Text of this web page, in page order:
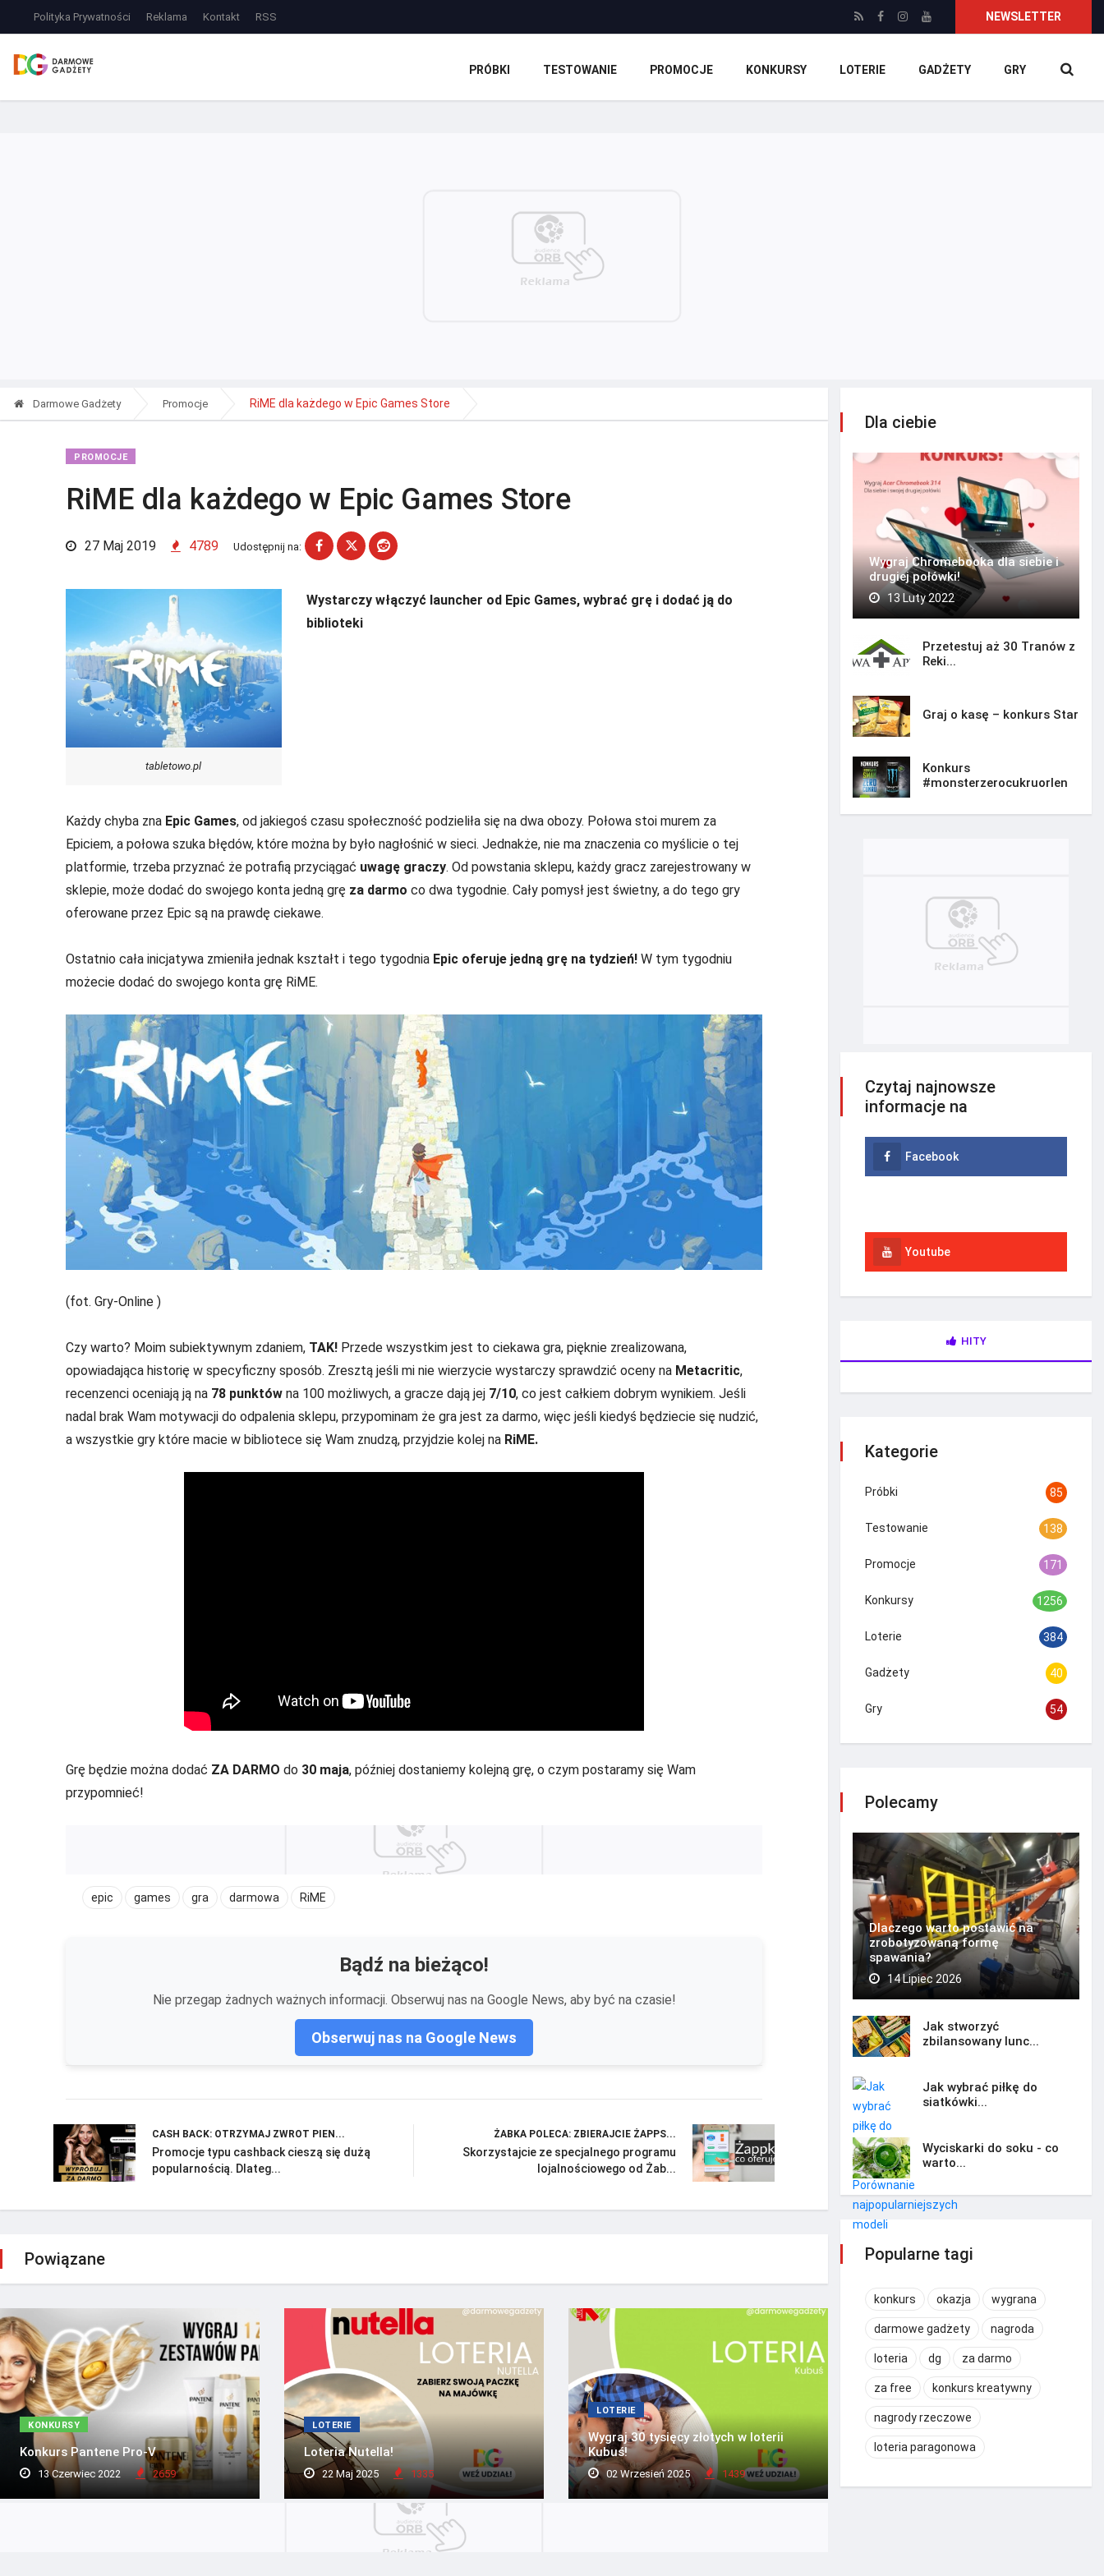
Polityka Prywatności Reklama Kontakt RSS NEWSLETTER
PRÓBKI TESTOWANIE PROMOCJE KONKURSY LOTERIE GADŻETY GRY
Darmowe Gadżety Promocje RiME dla każdego w Epic Games Store
PROMOCJE
RiME dla każdego w Epic Games Store
27 Maj 2019 4789 Udostępnij na:
tabletowo.pl
Wystarczy włączyć launcher od Epic Games, wybrać grę i dodać ją do
biblioteki
Każdy chyba zna Epic Games, od jakiegoś czasu społeczność podzieliła się na dwa obozy. Połowa stoi murem za
Epiciem, a połowa szuka błędów, które można by było nagłośnić w sieci. Jednakże, nie ma znaczenia co myślicie o tej
platformie, trzeba przyznać że potrafią przyciągać uwagę graczy. Od powstania sklepu, każdy gracz zarejestrowany w
sklepie, może dodać do swojego konta jedną grę za darmo co dwa tygodnie. Cały pomysł jest świetny, a do tego gry
oferowane przez Epic są na prawdę ciekawe.
Ostatnio cała inicjatywa zmieniła jednak kształt i tego tygodnia Epic oferuje jedną grę na tydzień! W tym tygodniu
możecie dodać do swojego konta grę RiME.
(fot. Gry-Online )
Czy warto? Moim subiektywnym zdaniem, TAK! Przede wszystkim jest to ciekawa gra, pięknie zrealizowana,
opowiadająca historię w specyficzny sposób. Zresztą jeśli mi nie wierzycie wystarczy sprawdzić oceny na Metacritic,
recenzenci oceniają ją na 78 punktów na 100 możliwych, a gracze dają jej 7/10, co jest całkiem dobrym wynikiem. Jeśli
nadal brak Wam motywacji do odpalenia sklepu, przypominam że gra jest za darmo, więc jeśli kiedyś będziecie się nudzić,
a wszystkie gry które macie w bibliotece się Wam znudzą, przyjdzie kolej na RiME.
Grę będzie można dodać ZA DARMO do 30 maja, później dostaniemy kolejną grę, o czym postaramy się Wam
przypomnieć!
epic games gra darmowa RiME
Bądź na bieżąco!
Nie przegap żadnych ważnych informacji. Obserwuj nas na Google News, aby być na czasie!
Obserwuj nas na Google News
CASH BACK: OTRZYMAJ ZWROT PIEN...
Promocje typu cashback cieszą się dużą
popularnością. Dlateg...
ŻABKA POLECA: ZBIERAJCIE ŻAPPS...
Skorzystajcie ze specjalnego programu
lojalnościowego od Żab...
Powiązane
KONKURSY
Konkurs Pantene Pro-V
13 Czerwiec 2022 2659
LOTERIE
Loteria Nutella!
22 Maj 2025 1335
LOTERIE
Wygraj 30 tysięcy złotych w loterii
Kubuś!
02 Wrzesień 2025 1439
Dla ciebie
Wygraj Chromebooka dla siebie i
drugiej połówki!
13 Luty 2022
Przetestuj aż 30 Tranów z
Reki...
Graj o kasę – konkurs Star
Konkurs
#monsterzerocukruorlen
Czytaj najnowsze
informacje na
Facebook
Youtube
HITY
Kategorie
Próbki 85
Testowanie 138
Promocje 171
Konkursy 1256
Loterie 384
Gadżety 40
Gry 54
Polecamy
Dlaczego warto postawić na
zrobotyzowaną formę
spawania?
14 Lipiec 2026
Jak stworzyć
zbilansowany lunc...
Jak wybrać piłkę do
siatkówki...
Wyciskarki do soku - co
warto...
Popularne tagi
konkurs okazja wygrana
darmowe gadżety nagroda
loteria dg za darmo
za free konkurs kreatywny
nagrody rzeczowe
loteria paragonowa